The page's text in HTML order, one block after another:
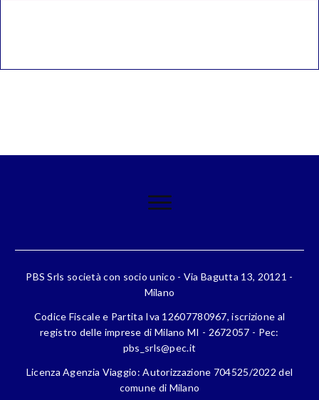
PBS Srls società con socio unico - Via Bagutta 13, 20121 -
Milano
Codice Fiscale e Partita Iva 12607780967, iscrizione al
registro delle imprese di Milano MI - 2672057 - Pec:
pbs_srls@pec.it
Licenza Agenzia Viaggio: Autorizzazione 704525/2022 del
comune di Milano